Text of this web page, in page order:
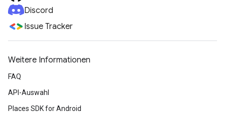
Discord
Issue Tracker
Weitere Informationen
FAQ
API-Auswahl
Places SDK for Android